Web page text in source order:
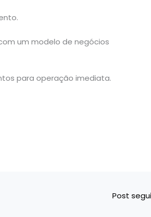
um modelo de negócios
para operação imediata.
Post